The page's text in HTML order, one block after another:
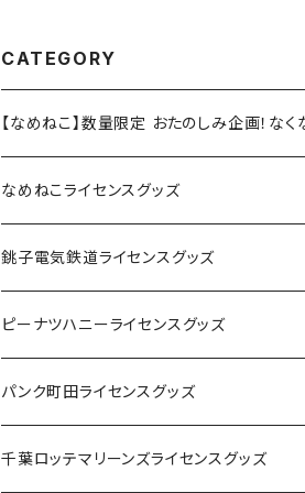
CATEGORY
【なめねこ】数量限定 おたのしみ企画！な
なめねこライセンスグッズ
Tシャツ
キャップ
ステッカー
缶バッジ
銚子電気鉄道ライセンスグッズ
ステッカー
缶バッジ
アクリルキーホルダー
ピーナツハニーライセンスグッズ
Tシャツ
キャップ
パンク町田ライセンスグッズ
Tシャツ
千葉ロッテマリーンズライセンスグッズ